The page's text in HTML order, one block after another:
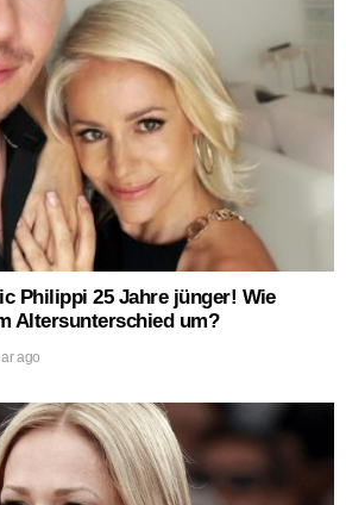
Philippi 25 Jahre jünger! Wie
Altersunterschied um?
ago